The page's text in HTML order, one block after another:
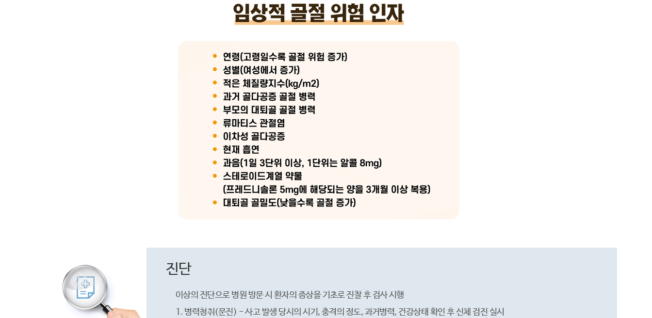
진단
이상의 진단으로 병원 방문 시 환자의 증상을 기초로 진찰 후 검사 시행
1. 병력청취(문진) - 사고 발생 당시의 시기, 충격의 정도, 과거병력, 건강상태 확인 후 신체 검진 실시